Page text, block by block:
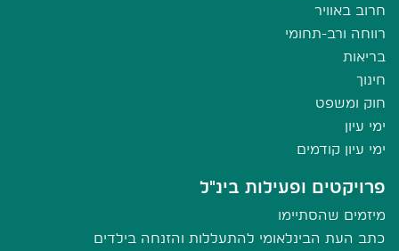
חרוב באוויר
רווחה ורב-תחומי
בריאות
חינוך
חוק ומשפט
ימי עיון
ימי עיון קודמים
פרויקטים ופעילות בינ"ל
מיזמים שהסתיימו
כתב העת הבינלאומי להתעללות והזנחה בילדים